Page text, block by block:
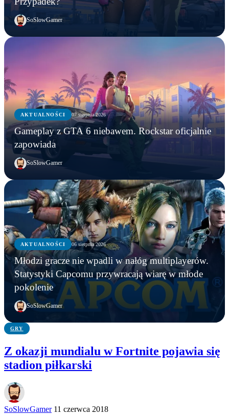
SoSlowGamer
AKTUALNOŚCI 07 sierpnia 2026
Gameplay z GTA 6 niebawem. Rockstar oficjalnie
zapowiada
SoSlowGamer
AKTUALNOŚCI 06 sierpnia 2026
Młodzi gracze nie wpadli w nałóg multiplayerów.
Statystyki Capcomu przywracają wiarę w młode
pokolenie
SoSlowGamer
AKTUALNOŚCI
WWE chce zastrzec znak towarowy „Vice City”.
Przypadek?
AKTUALNOŚCI
Gameplay z GTA 6 niebawem. Rockstar oficjalnie
zapowiada
AKTUALNOŚCI
Młodzi gracze nie wpadli w nałóg multiplayerów.
Statystyki Capcomu przywracają wiarę w młode
pokolenie
GRY
Z okazji mundialu w Fortnite pojawia się
stadion piłkarski
SoSlowGamer 11 czerwca 2018